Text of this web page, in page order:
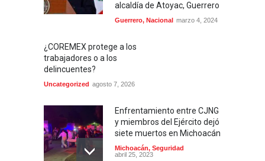
alcaldía de Atoyac, Guerrero
Guerrero, Nacional marzo 4, 2024
¿COREMEX protege a los
trabajadores o a los
delincuentes?
Uncategorized agosto 7, 2026
Enfrentamiento entre CJNG
y miembros del Ejército dejó
siete muertos en Michoacán
Michoacán, Seguridad
abril 25, 2023